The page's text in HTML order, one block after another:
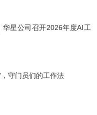
星公司召开2026年度AI工
，守门员们的工作法